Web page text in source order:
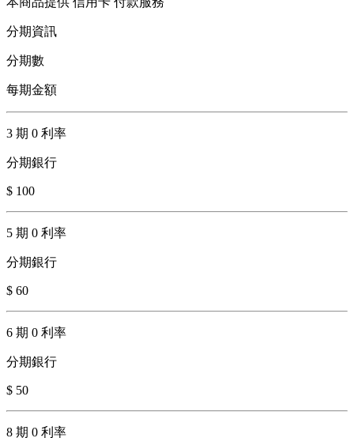
分期資訊
分期數
每期金額
3 期 0 利率
分期銀行
$ 100
5 期 0 利率
分期銀行
$ 60
6 期 0 利率
分期銀行
$ 50
8 期 0 利率